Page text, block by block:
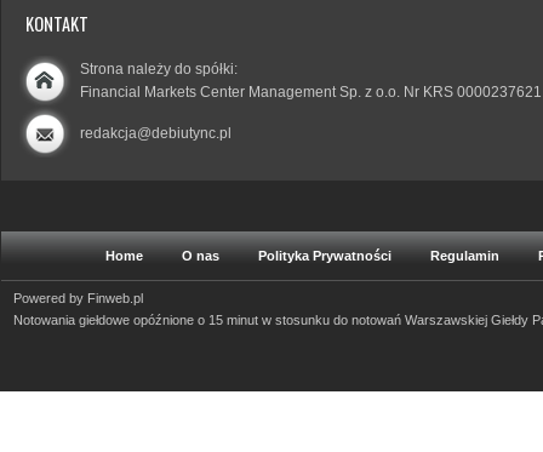
KONTAKT
Strona należy do spółki:
Financial Markets Center Management Sp. z o.o. Nr KRS 0000237621
redakcja@debiutync.pl
Home O nas Polityka Prywatności Regulamin
Powered by Finweb.pl
Notowania giełdowe opóźnione o 15 minut w stosunku do notowań Warszawskiej Giełdy